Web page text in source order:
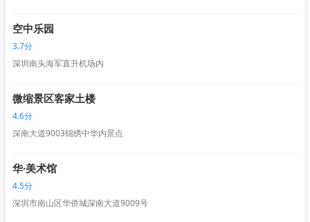
空中乐园
3.7分
深圳南头海军直升机场内
微缩景区客家土楼
4.6分
深南大道9003锦绣中华内景点
华·美术馆
4.5分
深圳市南山区华侨城深南大道9009号